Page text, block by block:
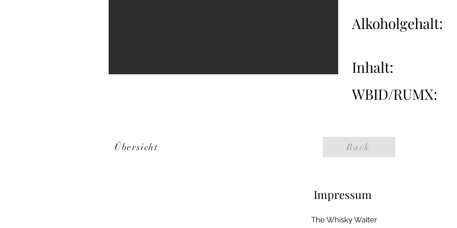
Alkoholgehalt:
Inhalt:
WBID/RUMX:
Übersicht Back
Impressum
The Whisky Waiter